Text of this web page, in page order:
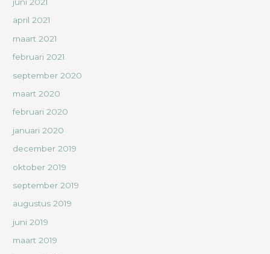
april 2021
maart 2021
februari 2021
september 2020
maart 2020
februari 2020
januari 2020
december 2019
oktober 2019
september 2019
augustus 2019
juni 2019
maart 2019